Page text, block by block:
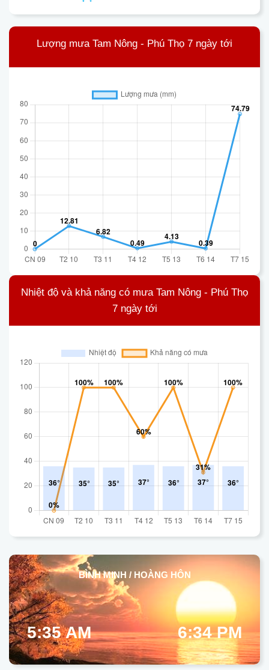
Lượng mưa Tam Nông - Phú Thọ 7 ngày tới
Nhiệt độ và khả năng có mưa Tam Nông - Phú Thọ
7 ngày tới
BÌNH MINH / HOÀNG HÔN
5:35 AM 6:34 PM